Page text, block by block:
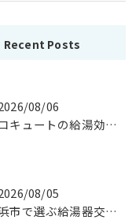
Recent Posts
08/06
エコキュートの給湯効率と省エネ効果
08/05
横浜市で選ぶ給湯器交換の口コミ分析